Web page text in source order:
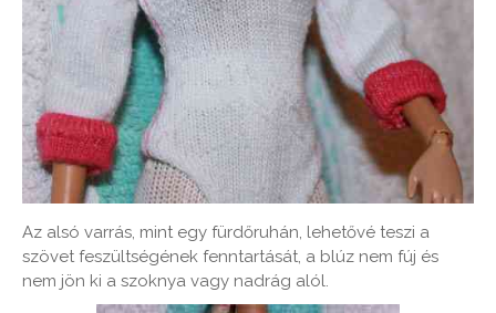
Az alsó varrás, mint egy fürdőruhán, lehetővé teszi a
szövet feszültségének fenntartását, a blúz nem fúj és
nem jön ki a szoknya vagy nadrág alól.